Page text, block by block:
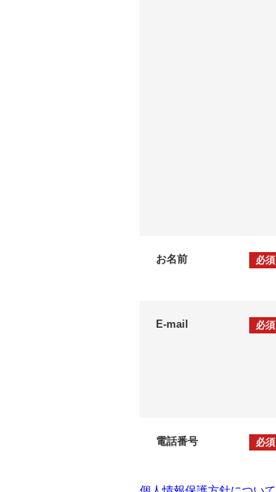
お名前 必須
E-mail 必須
電話番号 必須